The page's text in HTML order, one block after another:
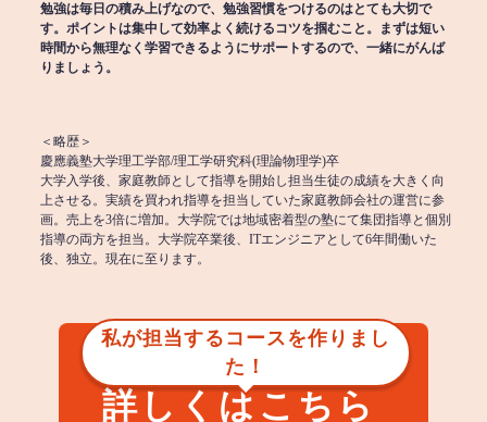
勉強は毎日の積み上げなので、勉強習慣をつけるのはとても大切で
す。ポイントは集中して効率よく続けるコツを掴むこと。まずは短い
時間から無理なく学習できるようにサポートするので、一緒にがんば
りましょう。
＜略歴＞
慶應義塾大学理工学部/理工学研究科(理論物理学)卒
大学入学後、家庭教師として指導を開始し担当生徒の成績を大きく向
上させる。実績を買われ指導を担当していた家庭教師会社の運営に参
画。売上を3倍に増加。大学院では地域密着型の塾にて集団指導と個別
指導の両方を担当。大学院卒業後、ITエンジニアとして6年間働いた
後、独立。現在に至ります。
私が担当するコースを作りまし
た！
詳しくはこちら